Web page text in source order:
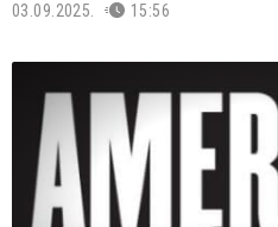
03.09.2025. 15:56